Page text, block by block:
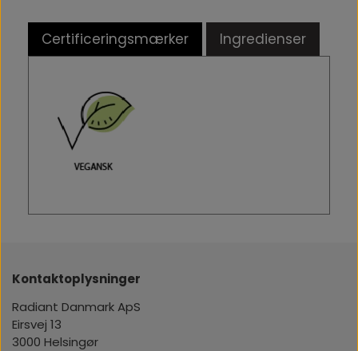
Certificeringsmærker Ingredienser
Kontaktoplysninger
Radiant Danmark ApS
Eirsvej 13
3000 Helsingør